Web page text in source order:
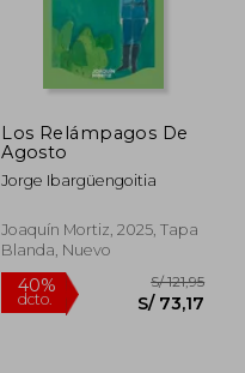
Los Relámpagos De
Agosto
Jorge Ibargüengoitia
Joaquín Mortiz, 2025, Tapa
Blanda, Nuevo